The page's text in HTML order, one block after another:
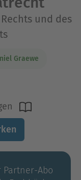
und des
Graewe
Abo